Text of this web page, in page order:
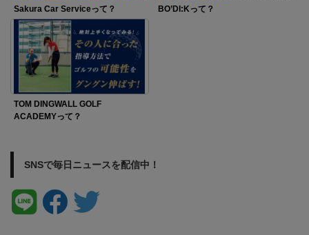
Sakura Car Serviceって？ BO’DI:Kって？
TOM DINGWALL GOLF
ACADEMYって？
SNSで毎日ニュースを配信中！